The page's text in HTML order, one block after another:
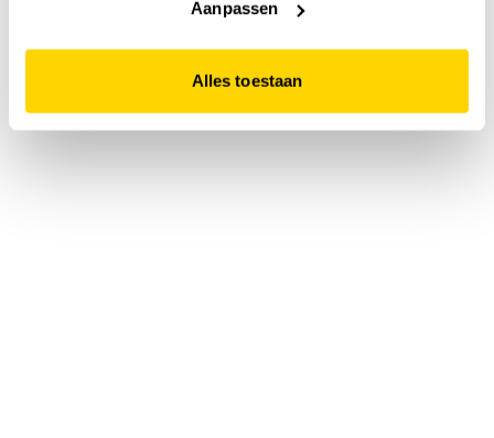
Aanpassen
Alles toestaan